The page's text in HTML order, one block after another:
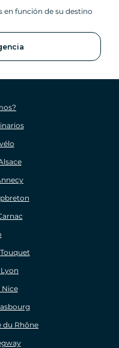
en función de su destino
Nice
du Rhône